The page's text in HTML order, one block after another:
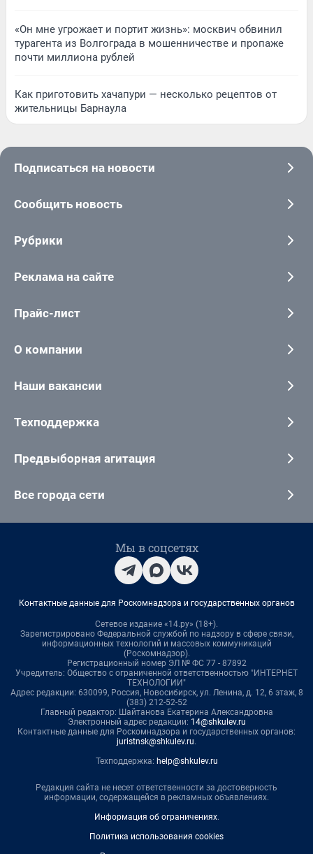
«Он мне угрожает и портит жизнь»: москвич обвинил
турагента из Волгограда в мошенничестве и пропаже
почти миллиона рублей
Как приготовить хачапури — несколько рецептов от
жительницы Барнаула
Подписаться на новости
Сообщить новость
Рубрики
Реклама на сайте
Прайс-лист
О компании
Наши вакансии
Техподдержка
Предвыборная агитация
Все города сети
Мы в соцсетях
Контактные данные для Роскомнадзора и государственных органов
Сетевое издание «14.ру» (18+).
Зарегистрировано Федеральной службой по надзору в сфере связи,
информационных технологий и массовых коммуникаций
(Роскомнадзор).
Регистрационный номер ЭЛ № ФС 77 - 87892
Учредитель: Общество с ограниченной ответственностью "ИНТЕРНЕТ
ТЕХНОЛОГИИ"
Адрес редакции: 630099, Россия, Новосибирск, ул. Ленина, д. 12, 6 этаж, 8
(383) 212-52-52
Главный редактор: Шайтанова Екатерина Александровна
Электронный адрес редакции: 14@shkulev.ru
Контактные данные для Роскомнадзора и государственных органов:
juristnsk@shkulev.ru.
Техподдержка: help@shkulev.ru
Редакция сайта не несет ответственности за достоверность
информации, содержащейся в рекламных объявлениях.
Информация об ограничениях.
Политика использования cookies